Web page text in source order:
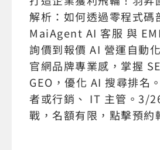
解析：如何透過零程式碼
MaiAgent AI 客服 與
詢價到報價 AI 營運自動
官網品牌專業感，掌握
GEO，優化 AI 搜尋排名
者或行銷、 IT 主管。3/
戰，名額有限，點擊預約